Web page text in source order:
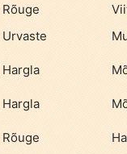
Rõuge
Urvaste
Hargla
Hargla
Rõuge